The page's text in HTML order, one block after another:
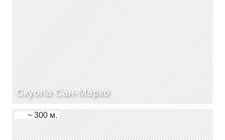
Скуола Сан-Марко
~ 300 м.